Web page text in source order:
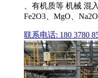
、有机质等 机械 混
Fe2O3、MgO、
联系电话: 180 3780